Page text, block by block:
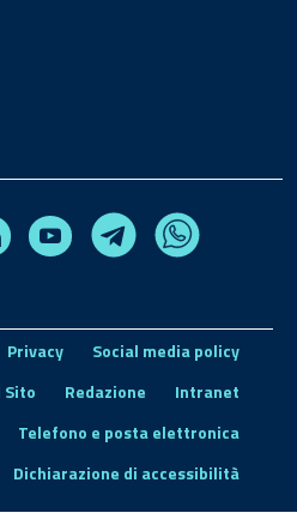
Linkedin Youtube TelegramWhatsapp
Privacy
Social media policy
Sito
Redazione
Intranet
Telefono e posta elettronica
Dichiarazione di accessibilità